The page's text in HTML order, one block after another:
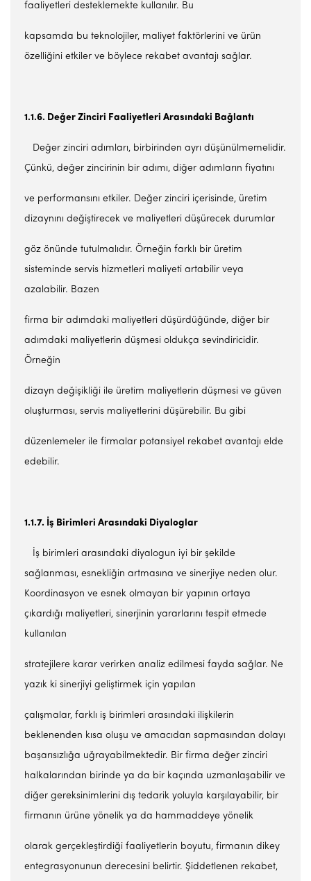
faaliyetleri desteklemekte kullanılır. Bu
kapsamda bu teknolojiler, maliyet faktörlerini ve ürün
özelliğini etkiler ve böylece rekabet avantajı sağlar.
1.1.6. Değer Zinciri Faaliyetleri Arasındaki Bağlantı
Değer zinciri adımları, birbirinden ayrı düşünülmemelidir.
Çünkü, değer zincirinin bir adımı, diğer adımların fiyatını
ve performansını etkiler. Değer zinciri içerisinde, üretim
dizaynını değiştirecek ve maliyetleri düşürecek durumlar
göz önünde tutulmalıdır. Örneğin farklı bir üretim
sisteminde servis hizmetleri maliyeti artabilir veya
azalabilir. Bazen
firma bir adımdaki maliyetleri düşürdüğünde, diğer bir
adımdaki maliyetlerin düşmesi oldukça sevindiricidir.
Örneğin
dizayn değişikliği ile üretim maliyetlerin düşmesi ve güven
oluşturması, servis maliyetlerini düşürebilir. Bu gibi
düzenlemeler ile firmalar potansiyel rekabet avantajı elde
edebilir.
1.1.7. İş Birimleri Arasındaki Diyaloglar
İş birimleri arasındaki diyalogun iyi bir şekilde
sağlanması, esnekliğin artmasına ve sinerjiye neden olur.
Koordinasyon ve esnek olmayan bir yapının ortaya
çıkardığı maliyetleri, sinerjinin yararlarını tespit etmede
kullanılan
stratejilere karar verirken analiz edilmesi fayda sağlar. Ne
yazık ki sinerjiyi geliştirmek için yapılan
çalışmalar, farklı iş birimleri arasındaki ilişkilerin
beklenenden kısa oluşu ve amacıdan sapmasından dolayı
başarısızlığa uğrayabilmektedir. Bir firma değer zinciri
halkalarından birinde ya da bir kaçında uzmanlaşabilir ve
diğer gereksinimlerini dış tedarik yoluyla karşılayabilir, bir
firmanın ürüne yönelik ya da hammaddeye yönelik
olarak gerçekleştirdiği faaliyetlerin boyutu, firmanın dikey
entegrasyonunun derecesini belirtir. Şiddetlenen rekabet,